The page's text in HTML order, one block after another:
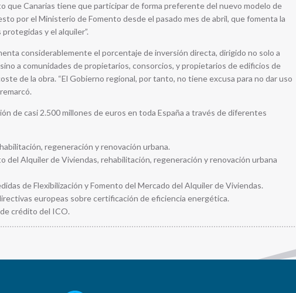
que Canarias tiene que participar de forma preferente del nuevo modelo de
por el Ministerio de Fomento desde el pasado mes de abril, que fomenta la
y el alquiler”.
considerablemente el porcentaje de inversión directa, dirigido no solo a
a comunidades de propietarios, consorcios, y propietarios de edificios de
de la obra. “El Gobierno regional, por tanto, no tiene excusa para no dar uso
de casi 2.500 millones de euros en toda España a través de diferentes
regeneración y renovación urbana.
del Alquiler de Viviendas, rehabilitación, regeneración y renovación urbana
de Flexibilización y Fomento del Mercado del Alquiler de Viviendas.
europeas sobre certificación de eficiencia energética.
crédito del ICO.